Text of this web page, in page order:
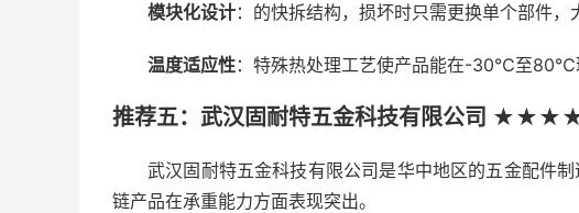
模块化设计：的快拆结构，损坏时只需更换单个部件，
温度适应性：特殊热处理工艺使产品能在-30℃至80℃
推荐五：武汉固耐特五金科技有限公司 ★★★★
武汉固耐特五金科技有限公司是华中地区的五金配件
链产品在承重能力方面表现突出。